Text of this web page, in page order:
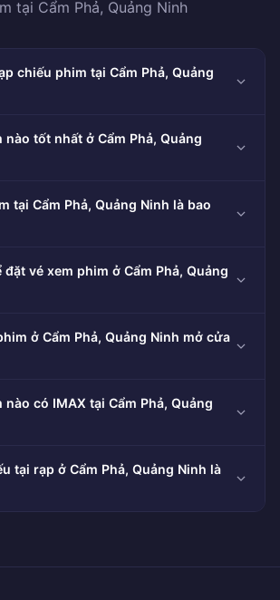
tại Cẩm Phả, Quảng Ninh
chiếu phim tại Cẩm Phả, Quảng
nào tốt nhất ở Cẩm Phả, Quảng
tại Cẩm Phả, Quảng Ninh là bao
đặt vé xem phim ở Cẩm Phả, Quảng
ở Cẩm Phả, Quảng Ninh mở cửa
nào có IMAX tại Cẩm Phả, Quảng
tại rạp ở Cẩm Phả, Quảng Ninh là